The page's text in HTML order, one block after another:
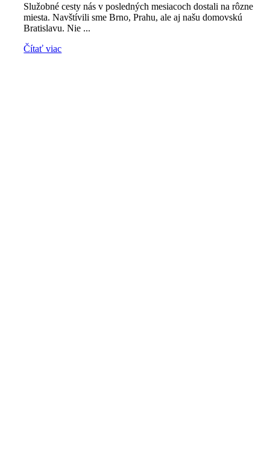
Služobné cesty nás v posledných mesiacoch dostali na rôzne
miesta. Navštívili sme Brno, Prahu, ale aj našu domovskú
Bratislavu. Nie ...
Čítať viac